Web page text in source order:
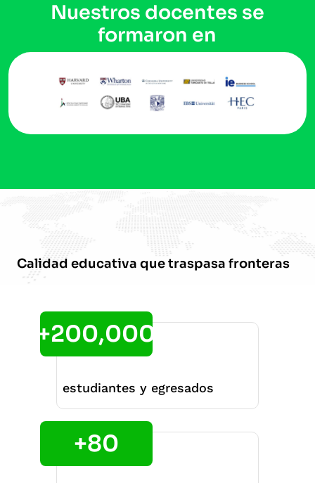
Nuestros docentes se
formaron en
Calidad educativa que traspasa fronteras
+200,000
estudiantes y egresados
+80